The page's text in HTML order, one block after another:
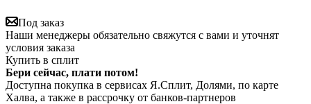
Под заказ
Наши менеджеры обязательно свяжутся с вами и уточнят
условия заказа
Купить в сплит
Бери сейчас, плати потом!
Доступна покупка в сервисах Я.Сплит, Долями, по карте
Халва, а также в рассрочку от банков-партнеров